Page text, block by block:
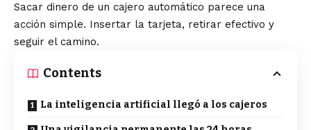
Sacar dinero de un cajero automático parece una
acción simple. Insertar la tarjeta, retirar efectivo y
seguir el camino.
Contents
La inteligencia artificial llegó a los cajeros